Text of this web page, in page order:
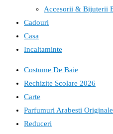
Accesorii & Bijuterii
Cadouri
Casa
Incaltaminte
Costume De Baie
Rechizite Scolare 2026
Carte
Parfumuri Arabesti Originale
Reduceri